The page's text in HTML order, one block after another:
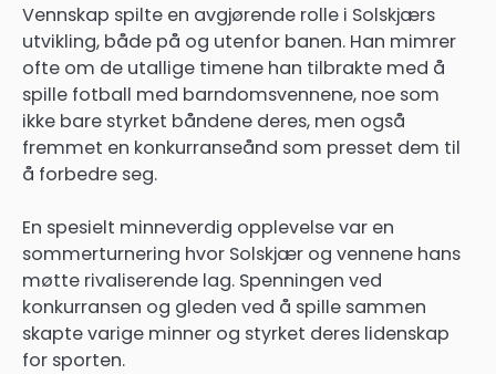
Vennskap spilte en avgjørende rolle i Solskjærs
utvikling, både på og utenfor banen. Han mimrer
ofte om de utallige timene han tilbrakte med å
spille fotball med barndomsvennene, noe som
ikke bare styrket båndene deres, men også
fremmet en konkurranseånd som presset dem til
å forbedre seg.
En spesielt minneverdig opplevelse var en
sommerturnering hvor Solskjær og vennene hans
møtte rivaliserende lag. Spenningen ved
konkurransen og gleden ved å spille sammen
skapte varige minner og styrket deres lidenskap
for sporten.